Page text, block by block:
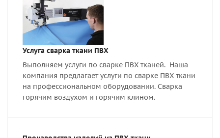
Услуга сварка ткани ПВХ
Выполняем услуги по сварке ПВХ тканей. Наша
компания предлагает услуги по сварке ПВХ ткани
на профессиональном оборудовании. Сварка
горячим воздухом и горячим клином.